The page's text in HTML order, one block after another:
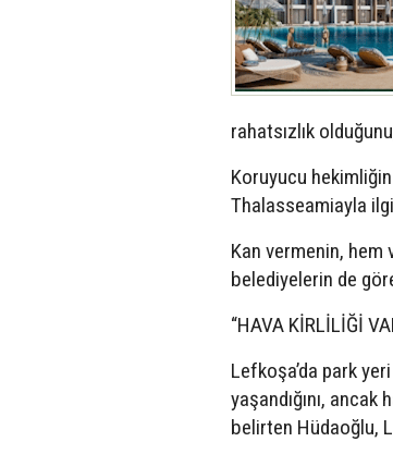
rahatsızlık
Koruyucu
Thalasseamiayla
Kan vermenin, hem
belediyelerin de
“HAVA KİRLİLİĞİ
Lefkoşa’da park
yaşandığını,
belirten Hüdaoğlu,